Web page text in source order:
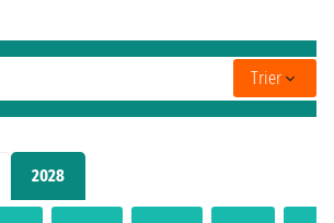
2028
Trier